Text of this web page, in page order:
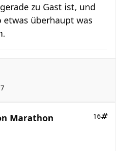
zu Gast ist, und
überhaupt was
Marathon
16